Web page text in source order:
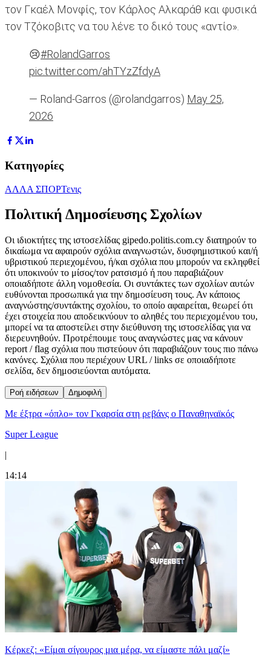
τον Γκαέλ Μονφίς, τον Κάρλος Αλκαράθ και φυσικά
τον Τζόκοβιτς να του λένε το δικό τους «αντίο».
😢#RolandGarros
pic.twitter.com/ahTYzZfdyA
— Roland-Garros (@rolandgarros) May 25,
2026
Κατηγορίες
ΑΛΛΑ ΣΠΟΡΤενις
Πολιτική Δημοσίευσης Σχολίων
Οι ιδιοκτήτες της ιστοσελίδας gipedo.politis.com.cy διατηρούν το
δικαίωμα να αφαιρούν σχόλια αναγνωστών, δυσφημιστικού και/ή
υβριστικού περιεχομένου, ή/και σχόλια που μπορούν να εκληφθεί
ότι υποκινούν το μίσος/τον ρατσισμό ή που παραβιάζουν
οποιαδήποτε άλλη νομοθεσία. Οι συντάκτες των σχολίων αυτών
ευθύνονται προσωπικά για την δημοσίευση τους. Αν κάποιος
αναγνώστης/συντάκτης σχολίου, το οποίο αφαιρείται, θεωρεί ότι
έχει στοιχεία που αποδεικνύουν το αληθές του περιεχομένου του,
μπορεί να τα αποστείλει στην διεύθυνση της ιστοσελίδας για να
διερευνηθούν. Προτρέπουμε τους αναγνώστες μας να κάνουν
report / flag σχόλια που πιστεύουν ότι παραβιάζουν τους πιο πάνω
κανόνες. Σχόλια που περιέχουν URL / links σε οποιαδήποτε
σελίδα, δεν δημοσιεύονται αυτόματα.
Ροή ειδήσεων Δημοφιλή
Mε έξτρα «όπλο» τον Γκαρσία στη ρεβάνς ο Παναθηναϊκός
Super League
|
14:14
Κέρκεζ: «Είμαι σίγουρος μια μέρα, να είμαστε πάλι μαζί»